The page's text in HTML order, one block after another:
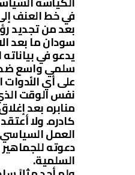
في خط العنف
بعد من تجديد
سودان ما بعد
يدعو في
سلمي واسع ضد
على أي
نفس الوقت
منابره بعد
كادره. ولا
العمل
دعوته
السلمية.